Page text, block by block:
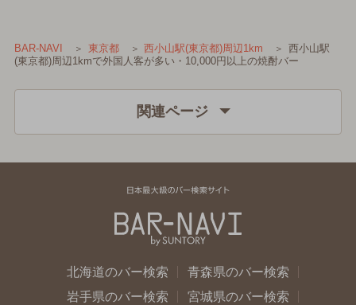
BAR-NAVI 東京都 西小山駅(東京都)周辺1km
西小山駅
(東京都)周辺1kmで外国人客が多い・10,000円以上の焼酎バー
関連ページ
北海道のバー検索
青森県のバー検索
岩手県のバー検索
宮城県のバー検索